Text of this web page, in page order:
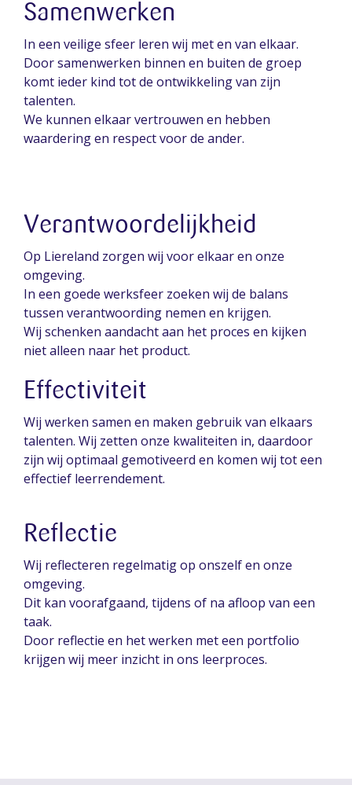
Samenwerken
In een veilige sfeer leren wij met en van elkaar.
Door samenwerken binnen en buiten de groep
komt ieder kind tot de ontwikkeling van zijn
talenten.
We kunnen elkaar vertrouwen en hebben
waardering en respect voor de ander.
Verantwoordelijkheid
Op Liereland zorgen wij voor elkaar en onze
omgeving.
In een goede werksfeer zoeken wij de balans
tussen verantwoording nemen en krijgen.
Wij schenken aandacht aan het proces en kijken
niet alleen naar het product.
Effectiviteit
Wij werken samen en maken gebruik van elkaars
talenten. Wij zetten onze kwaliteiten in, daardoor
zijn wij optimaal gemotiveerd en komen wij tot een
effectief leerrendement.
Reflectie
Wij reflecteren regelmatig op onszelf en onze
omgeving.
Dit kan voorafgaand, tijdens of na afloop van een
taak.
Door reflectie en het werken met een portfolio
krijgen wij meer inzicht in ons leerproces.